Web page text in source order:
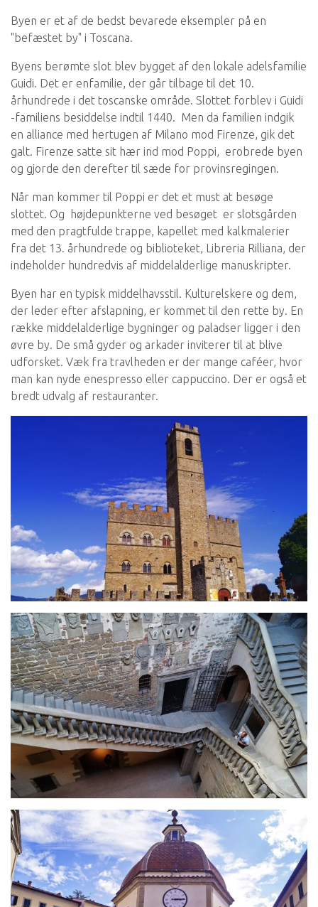
Byen er et af de bedst bevarede eksempler på en
"befæstet by" i Toscana.
Byens berømte slot blev bygget af den lokale adelsfamilie
Guidi. Det er enfamilie, der går tilbage til det 10.
århundrede i det toscanske område. Slottet forblev i Guidi
-familiens besiddelse indtil 1440. Men da familien indgik
en alliance med hertugen af Milano mod Firenze, gik det
galt. Firenze satte sit hær ind mod Poppi, erobrede byen
og gjorde den derefter til sæde for provinsregingen.
Når man kommer til Poppi er det et must at besøge
slottet. Og højdepunkterne ved besøget er slotsgården
med den pragtfulde trappe, kapellet med kalkmalerier
fra det 13. århundrede og biblioteket, Libreria Rilliana, der
indeholder hundredvis af middelalderlige manuskripter.
Byen har en typisk middelhavsstil. Kulturelskere og dem,
der leder efter afslapning, er kommet til den rette by. En
række middelalderlige bygninger og paladser ligger i den
øvre by. De små gyder og arkader inviterer til at blive
udforsket. Væk fra travlheden er der mange caféer, hvor
man kan nyde enespresso eller cappuccino. Der er også et
bredt udvalg af restauranter.